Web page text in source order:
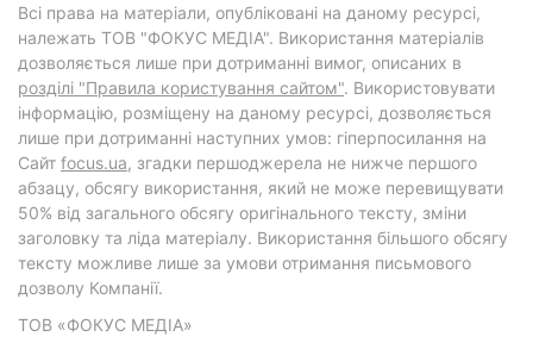
Всі права на матеріали, опубліковані на даному ресурсі,
належать ТОВ "ФОКУС МЕДІА". Використання матеріалів
дозволяється лише при дотриманні вимог, описаних в
розділі "Правила користування сайтом". Використовувати
інформацію, розміщену на даному ресурсі, дозволяється
лише при дотриманні наступних умов: гіперпосилання на
Cайт focus.ua, згадки першоджерела не нижче першого
абзацу, обсягу використання, який не може перевищувати
50% від загального обсягу оригінального тексту, зміни
заголовку та ліда матеріалу. Використання більшого обсягу
тексту можливе лише за умови отримання письмового
дозволу Компанії.
ТОВ «ФОКУС МЕДІА»